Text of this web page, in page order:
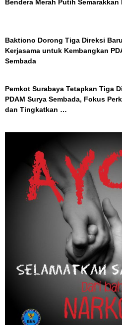
Bendera Merah Putih Semarakkan
Baktiono Dorong Tiga Direksi
Kerjasama untuk Kembangkan
Sembada
Pemkot Surabaya Tetapkan Tiga
PDAM Surya Sembada, Fokus
dan Tingkatkan …